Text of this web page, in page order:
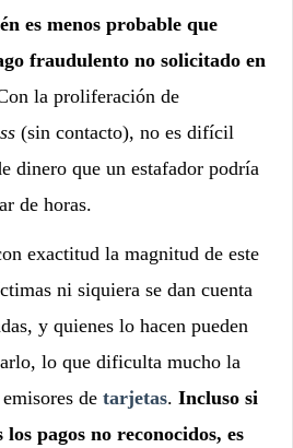
es menos probable que
fraudulento no solicitado en
la proliferación de
(sin contacto), no es difícil
dinero que un estafador podría
de horas.
exactitud la magnitud de este
ni siquiera se dan cuenta
y quienes lo hacen pueden
lo que dificulta mucho la
de tarjetas. Incluso si
pagos no reconocidos, es